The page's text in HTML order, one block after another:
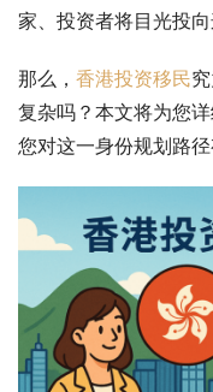
家、投资者将目光投向
那么， 香港投资移民
复杂吗？本文将为您
您对这一身份规划路径